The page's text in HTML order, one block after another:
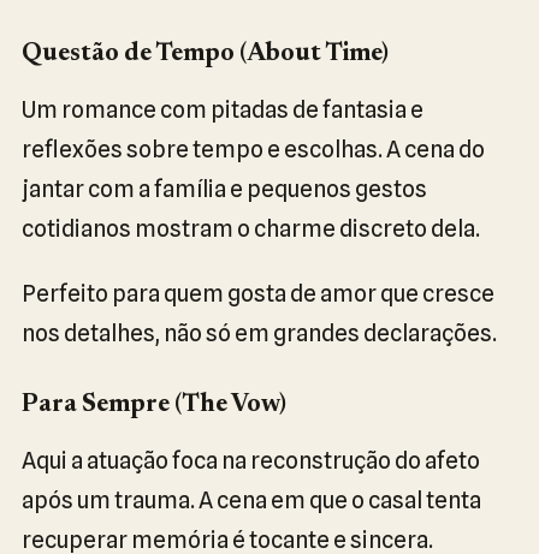
Questão de Tempo (About Time)
Um romance com pitadas de fantasia e
reflexões sobre tempo e escolhas. A cena do
jantar com a família e pequenos gestos
cotidianos mostram o charme discreto dela.
Perfeito para quem gosta de amor que cresce
nos detalhes, não só em grandes declarações.
Para Sempre (The Vow)
Aqui a atuação foca na reconstrução do afeto
após um trauma. A cena em que o casal tenta
recuperar memória é tocante e sincera.